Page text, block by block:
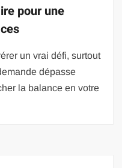
pour une
un vrai défi, surtout
dépasse
la balance en votre